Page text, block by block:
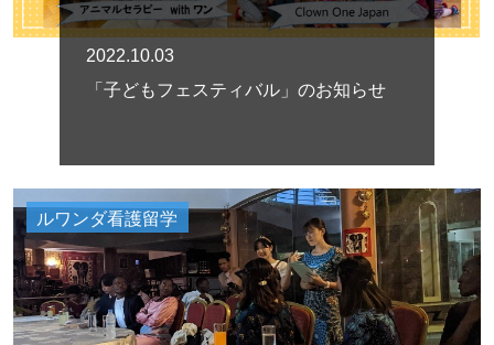
2022.10.03
「子どもフェスティバル」のお知らせ
ルワンダ看護留学